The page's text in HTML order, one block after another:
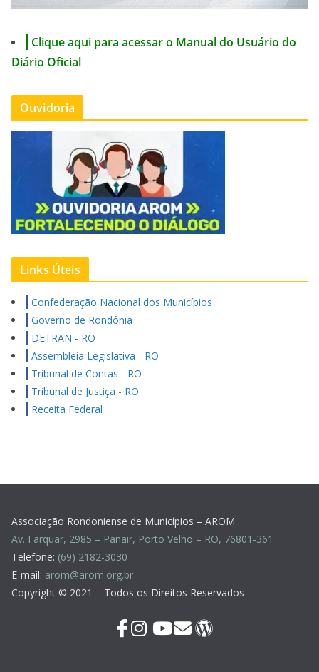
Clique aqui para acessar o Manual do Usuário do
Diário Oficial
Ouvidoria
Links Úteis
Confederação Nacional dos Municípios
Governo de Rondônia
DETRAN - RO
Assembleia Legislativa - RO
Tribunal de Contas - RO
Tribunal de Justiça - RO
Receita Federal
Associação Rondoniense de Municípios – AROM
Av. Farquar, 2985 – Panair, Porto Velho – RO, 76801-361
Telefone: (69) 2182-3030
E-mail: arom@arom.org.br
Copyright © 2021 – Todos os Direitos Reservados